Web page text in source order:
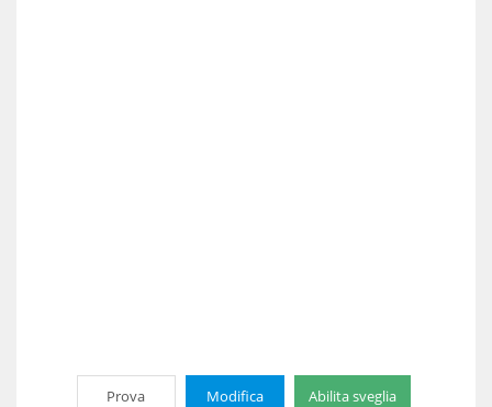
Prova Modifica Abilita sveglia